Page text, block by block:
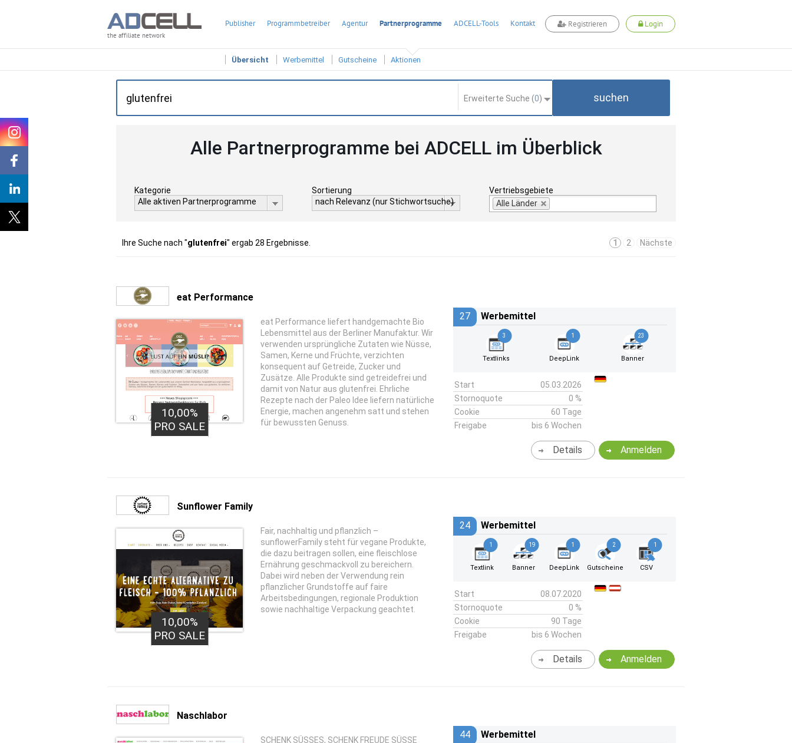
the affiliate network
Publisher Programmbetreiber Agentur Partnerprogramme ADCELL-Tools Kontakt Registrieren Login
Übersicht Werbemittel Gutscheine Aktionen
Erweiterte Suche (0) suchen
Alle Partnerprogramme bei ADCELL im Überblick
Kategorie
Alle aktiven Partnerprogramme
Sortierung
nach Relevanz (nur Stichwortsuche)
Vertriebsgebiete
Alle Länder
Ihre Suche nach "glutenfrei" ergab 28 Ergebnisse. 1 2 Nächste
eat Performance
10,00%
PRO SALE
eat Performance liefert handgemachte Bio
Lebensmittel aus der Berliner Manufaktur. Wir
verwenden ursprüngliche Zutaten wie Nüsse,
Samen, Kerne und Früchte, verzichten
konsequent auf Getreide, Zucker und
Zusätze. Alle Produkte sind getreidefrei und
damit von Natur aus glutenfrei. Ehrliche
Rezepte nach der Paleo Idee liefern natürliche
Energie, machen angenehm satt und stehen
für bewussten Genuss.
27 Werbemittel
3
Textlinks
1
DeepLink
23
Banner
Start
05.03.2026
Stornoquote
0 %
Cookie
60 Tage
Freigabe
bis 6 Wochen
Anmelden
Details
Sunflower Family
10,00%
PRO SALE
Fair, nachhaltig und pflanzlich –
sunflowerFamily steht für vegane Produkte,
die dazu beitragen sollen, eine fleischlose
Ernährung geschmackvoll zu bereichern.
Dabei wird neben der Verwendung rein
pflanzlicher Grundstoffe auf faire
Arbeitsbedingungen, regionale Produktion
sowie nachhaltige Verpackung geachtet.
24 Werbemittel
1
Textlink
19
Banner
1
DeepLink
2
Gutscheine
1
CSV
Start
08.07.2020
Stornoquote
0 %
Cookie
90 Tage
Freigabe
bis 6 Wochen
Anmelden
Details
Naschlabor
SCHENK SÜSSES, SCHENK FREUDE SÜSSE
44 Werbemittel